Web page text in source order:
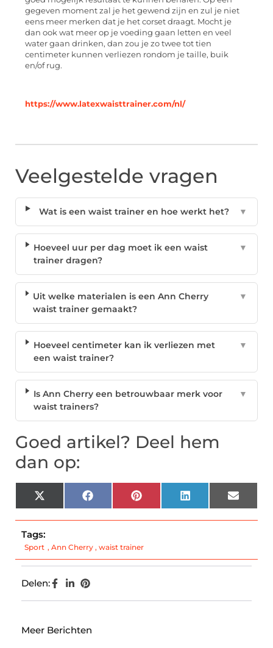
gegeven moment zal je het gewend zijn en zul je niet
eens meer merken dat je het corset draagt. Mocht je
dan ook wat meer op je voeding gaan letten en veel
water gaan drinken, dan zou je zo twee tot tien
centimeter kunnen verliezen rondom je taille, buik
en/of rug.
https://www.latexwaisttrainer.com/nl/
Veelgestelde vragen
Wat is een waist trainer en hoe werkt het? ▼
Hoeveel uur per dag moet ik een waist
trainer dragen?
▼
Uit welke materialen is een Ann Cherry
waist trainer gemaakt?
▼
Hoeveel centimeter kan ik verliezen met
een waist trainer?
▼
Is Ann Cherry een betrouwbaar merk voor
waist trainers?
▼
Goed artikel? Deel hem
dan op:
X
(Twitter)
Facebook Pinterest LinkedIn Email
Tags:
Sport , Ann Cherry , waist trainer
Delen:
Meer Berichten